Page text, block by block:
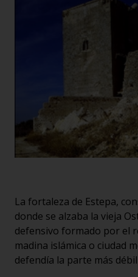
La fortaleza de Estepa,
donde se alzaba la vieja
defensivo formado por el
madina islámica o ciudad
defendía la parte más